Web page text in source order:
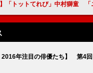
「ニュースもプロレスもドリフターズも全部テレビで覚えた」 昭和の象徴・渥美清を演じる思い
2016年注目の俳優たち】 第4